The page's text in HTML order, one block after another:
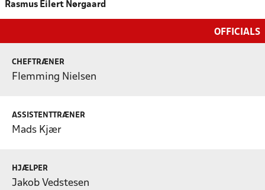
Rasmus Eilert Nørgaard
OFFICIALS
CHEFTRÆNER
Flemming Nielsen
ASSISTENTTRÆNER
Mads Kjær
HJÆLPER
Jakob Vedstesen